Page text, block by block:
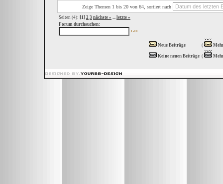
Zeige Themen 1 bis 20 von 64, sortiert nach
Seiten (4): [1] 2 3 nächste » ... letzte »
Forum durchsuchen:
Neue Beiträge (
Keine neuen Beiträge (